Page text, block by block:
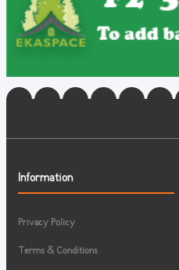
Information
Privacy Policy
Terms & Conditions